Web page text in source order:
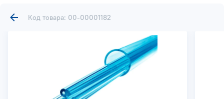
Код товара: 00-00001182